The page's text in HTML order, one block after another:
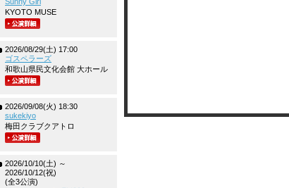
KYOTO MUSE
2026/08/29(土) 17:00
ゴスペラーズ
和歌山県民文化会館 大ホール
2026/09/08(火) 18:30
sukekiyo
梅田クラブクアトロ
2026/10/10(土) ～
2026/10/12(祝)
(全3公演)